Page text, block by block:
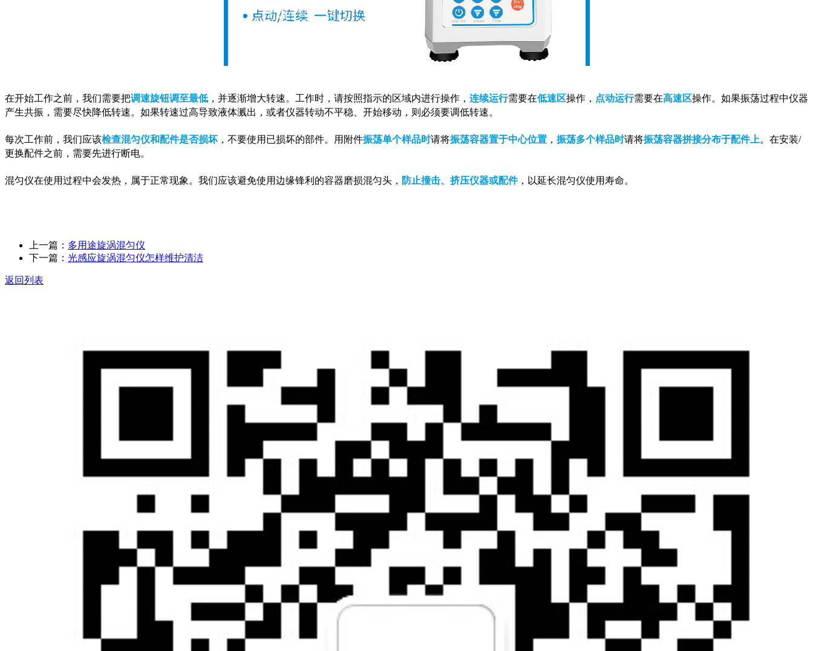
在开始工作之前，我们需要把调速旋钮调至最低 ，并逐渐增大转速。工作时，请按照指示的区域内进行操作， 连续运行需要在低速区操作， 点动运行需要在高速区操作。如果振荡过程中仪器
产生共振，需要尽快降低转速。如果转速过高导致液体溅出，或者仪器转动不平稳、开始移动，则必须要调低转速。
每次工作前，我们应该检查混匀仪和配件是否损坏 ，不要使用已损坏的部件。用附件振荡单个样品时请将振荡容器置于中心位置 ， 振荡多个样品时请将振荡容器拼接分布于配件上。在安装/
更换配件之前，需要先进行断电。
混匀仪在使用过程中会发热，属于正常现象。我们应该避免使用边缘锋利的容器磨损混匀头， 防止撞击、挤压仪器或配件，以延长混匀仪使用寿命。
上一篇： 多用途旋涡混匀仪
下一篇： 光感应旋涡混匀仪怎样维护清洁
返回列表